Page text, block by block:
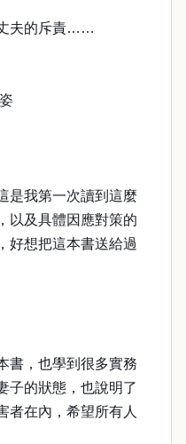
夫的斥責……
是我第一次讀到這麼
以及具體因應對策的
好想把這本書送給過
書，也學到很多實務
子的狀態，也說明了
者在內，希望所有人